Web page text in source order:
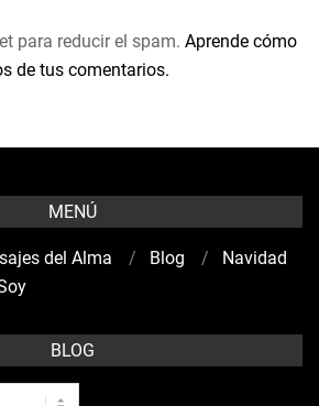
para reducir el spam. Aprende cómo
de tus comentarios.
MENÚ
del Alma Blog
Navidad
BLOG